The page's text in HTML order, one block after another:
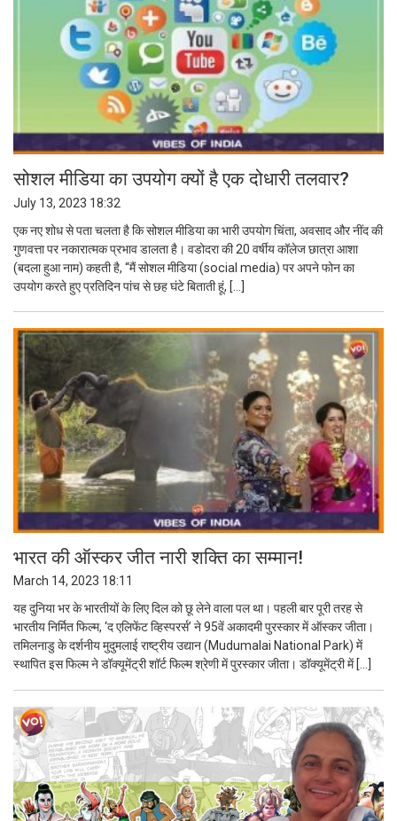
सोशल मीडिया का उपयोग क्यों है एक दोधारी तलवार?
July 13, 2023 18:32
एक नए शोध से पता चलता है कि सोशल मीडिया का भारी उपयोग चिंता, अवसाद और नींद की
गुणवत्ता पर नकारात्मक प्रभाव डालता है। वडोदरा की 20 वर्षीय कॉलेज छात्रा आशा
(बदला हुआ नाम) कहती है, “मैं सोशल मीडिया (social media) पर अपने फोन का
उपयोग करते हुए प्रतिदिन पांच से छह घंटे बिताती हूं, […]
भारत की ऑस्कर जीत नारी शक्ति का सम्मान!
March 14, 2023 18:11
यह दुनिया भर के भारतीयों के लिए दिल को छू लेने वाला पल था। पहली बार पूरी तरह से
भारतीय निर्मित फिल्म, ‘द एलिफेंट व्हिस्परर्स’ ने 95वें अकादमी पुरस्कार में ऑस्कर जीता।
तमिलनाडु के दर्शनीय मुदुमलाई राष्ट्रीय उद्यान (Mudumalai National Park) में
स्थापित इस फिल्म ने डॉक्यूमेंट्री शॉर्ट फिल्म श्रेणी में पुरस्कार जीता। डॉक्यूमेंट्री में […]